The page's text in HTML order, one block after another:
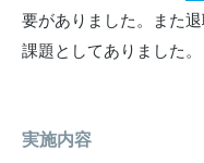
要がありました。また
課題としてありました。
実施内容